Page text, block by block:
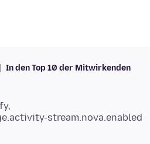
In den Top 10 der Mitwirkenden